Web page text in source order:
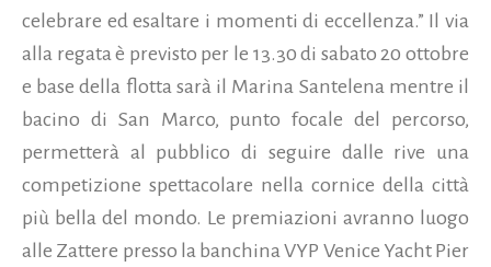
celebrare ed esaltare i momenti di eccellenza.” Il via
alla regata è previsto per le 13.30 di sabato 20 ottobre
e base della flotta sarà il Marina Santelena mentre il
bacino di San Marco, punto focale del percorso,
permetterà al pubblico di seguire dalle rive una
competizione spettacolare nella cornice della città
più bella del mondo. Le premiazioni avranno luogo
alle Zattere presso la banchina VYP Venice Yacht Pier